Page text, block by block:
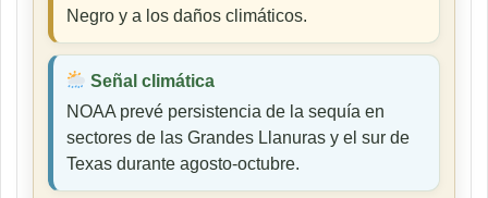
Negro y a los daños climáticos.
Señal climática
NOAA prevé persistencia de la sequía en
sectores de las Grandes Llanuras y el sur de
Texas durante agosto-octubre.